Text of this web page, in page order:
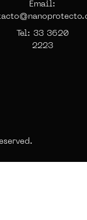
Email:
Tel: 33 3620
2223